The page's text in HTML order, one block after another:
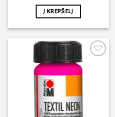
Į KREPŠELĮ